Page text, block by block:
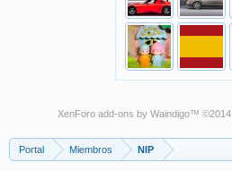
XenForo add-ons by Waindigo™ ©2014
Portal Miembros NIP